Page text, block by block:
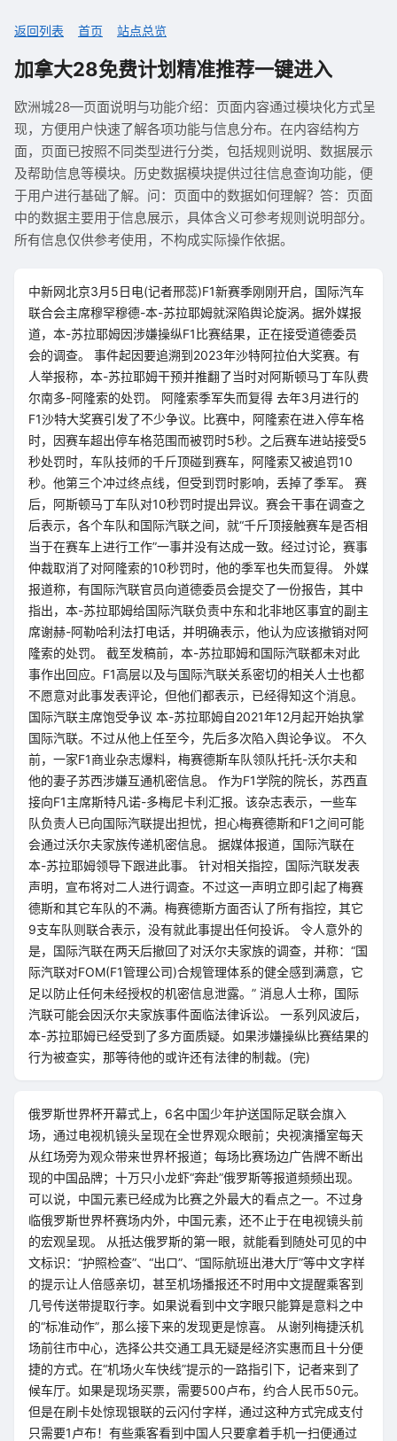
返回列表 首页 站点总览
加拿大28免费计划精准推荐一键进入
欧洲城28—页面说明与功能介绍：页面内容通过模块化方式呈
现，方便用户快速了解各项功能与信息分布。在内容结构方
面，页面已按照不同类型进行分类，包括规则说明、数据展示
及帮助信息等模块。历史数据模块提供过往信息查询功能，便
于用户进行基础了解。问：页面中的数据如何理解？答：页面
中的数据主要用于信息展示，具体含义可参考规则说明部分。
所有信息仅供参考使用，不构成实际操作依据。
中新网北京3月5日电(记者邢蕊)F1新赛季刚刚开启，国际汽车
联合会主席穆罕穆德-本-苏拉耶姆就深陷舆论旋涡。据外媒报
道，本-苏拉耶姆因涉嫌操纵F1比赛结果，正在接受道德委员
会的调查。 事件起因要追溯到2023年沙特阿拉伯大奖赛。有
人举报称，本-苏拉耶姆干预并推翻了当时对阿斯顿马丁车队费
尔南多-阿隆索的处罚。 阿隆索季军失而复得 去年3月进行的
F1沙特大奖赛引发了不少争议。比赛中，阿隆索在进入停车格
时，因赛车超出停车格范围而被罚时5秒。之后赛车进站接受5
秒处罚时，车队技师的千斤顶碰到赛车，阿隆索又被追罚10
秒。他第三个冲过终点线，但受到罚时影响，丢掉了季军。 赛
后，阿斯顿马丁车队对10秒罚时提出异议。赛会干事在调查之
后表示，各个车队和国际汽联之间，就“千斤顶接触赛车是否相
当于在赛车上进行工作”一事并没有达成一致。经过讨论，赛事
仲裁取消了对阿隆索的10秒罚时，他的季军也失而复得。 外媒
报道称，有国际汽联官员向道德委员会提交了一份报告，其中
指出，本-苏拉耶姆给国际汽联负责中东和北非地区事宜的副主
席谢赫-阿勒哈利法打电话，并明确表示，他认为应该撤销对阿
隆索的处罚。 截至发稿前，本-苏拉耶姆和国际汽联都未对此
事作出回应。F1高层以及与国际汽联关系密切的相关人士也都
不愿意对此事发表评论，但他们都表示，已经得知这个消息。
国际汽联主席饱受争议 本-苏拉耶姆自2021年12月起开始执掌
国际汽联。不过从他上任至今，先后多次陷入舆论争议。 不久
前，一家F1商业杂志爆料，梅赛德斯车队领队托托-沃尔夫和
他的妻子苏西涉嫌互通机密信息。 作为F1学院的院长，苏西直
接向F1主席斯特凡诺-多梅尼卡利汇报。该杂志表示，一些车
队负责人已向国际汽联提出担忧，担心梅赛德斯和F1之间可能
会通过沃尔夫家族传递机密信息。 据媒体报道，国际汽联在
本-苏拉耶姆领导下跟进此事。 针对相关指控，国际汽联发表
声明，宣布将对二人进行调查。不过这一声明立即引起了梅赛
德斯和其它车队的不满。梅赛德斯方面否认了所有指控，其它
9支车队则联合表示，没有就此事提出任何投诉。 令人意外的
是，国际汽联在两天后撤回了对沃尔夫家族的调查，并称：“国
际汽联对FOM(F1管理公司)合规管理体系的健全感到满意，它
足以防止任何未经授权的机密信息泄露。” 消息人士称，国际
汽联可能会因沃尔夫家族事件面临法律诉讼。 一系列风波后，
本-苏拉耶姆已经受到了多方面质疑。如果涉嫌操纵比赛结果的
行为被查实，那等待他的或许还有法律的制裁。(完)
俄罗斯世界杯开幕式上，6名中国少年护送国际足联会旗入
场，通过电视机镜头呈现在全世界观众眼前；央视演播室每天
从红场旁为观众带来世界杯报道；每场比赛场边广告牌不断出
现的中国品牌；十万只小龙虾“奔赴”俄罗斯等报道频频出现。
可以说，中国元素已经成为比赛之外最大的看点之一。不过身
临俄罗斯世界杯赛场内外，中国元素，还不止于在电视镜头前
的宏观呈现。 从抵达俄罗斯的第一眼，就能看到随处可见的中
文标识：“护照检查”、“出口”、“国际航班出港大厅”等中文字样
的提示让人倍感亲切，甚至机场播报还不时用中文提醒乘客到
几号传送带提取行李。如果说看到中文字眼只能算是意料之中
的“标准动作”，那么接下来的发现更是惊喜。 从谢列梅捷沃机
场前往市中心，选择公共交通工具无疑是经济实惠而且十分便
捷的方式。在“机场火车快线”提示的一路指引下，记者来到了
候车厅。如果是现场买票，需要500卢布，约合人民币50元。
但是在刷卡处惊现银联的云闪付字样，通过这种方式完成支付
只需要1卢布！有些乘客看到中国人只要拿着手机一扫便通过